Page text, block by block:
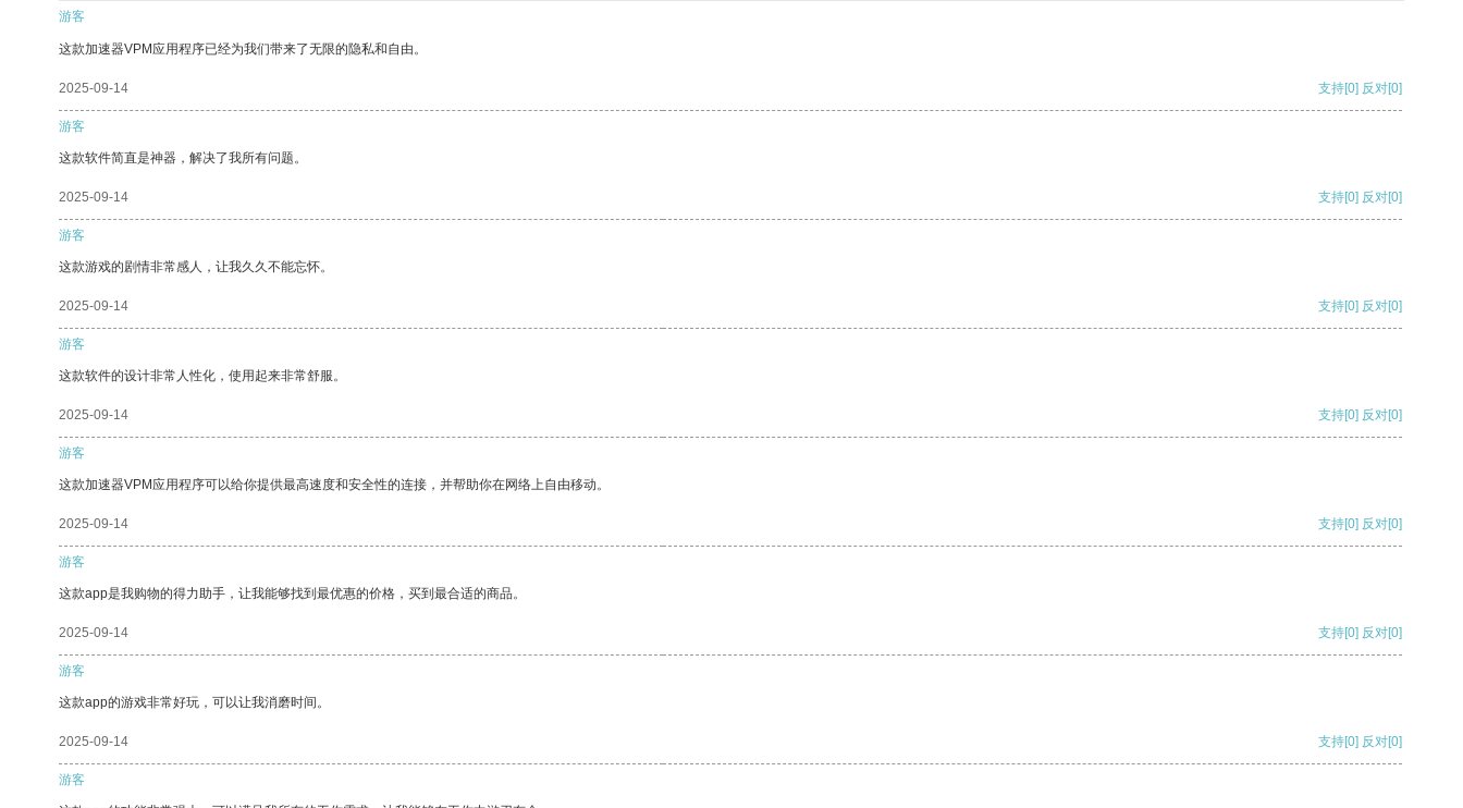
游客
这款加速器VPM应用程序已经为我们带来了无限的隐私和自由。
2025-09-14 支持[0] 反对[0]
游客
这款软件简直是神器，解决了我所有问题。
2025-09-14 支持[0] 反对[0]
游客
这款游戏的剧情非常感人，让我久久不能忘怀。
2025-09-14 支持[0] 反对[0]
游客
这款软件的设计非常人性化，使用起来非常舒服。
2025-09-14 支持[0] 反对[0]
游客
这款加速器VPM应用程序可以给你提供最高速度和安全性的连接，并帮助你在网络上自由移动。
2025-09-14 支持[0] 反对[0]
游客
这款app是我购物的得力助手，让我能够找到最优惠的价格，买到最合适的商品。
2025-09-14 支持[0] 反对[0]
游客
这款app的游戏非常好玩，可以让我消磨时间。
2025-09-14 支持[0] 反对[0]
游客